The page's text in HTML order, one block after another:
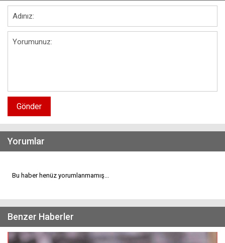
Gönder
Yorumlar
Bu haber henüz yorumlanmamış...
Benzer Haberler